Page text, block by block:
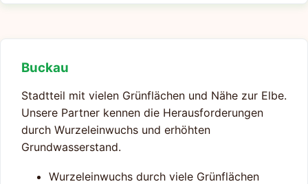
Buckau
Stadtteil mit vielen Grünflächen und Nähe zur Elbe.
Unsere Partner kennen die Herausforderungen
durch Wurzeleinwuchs und erhöhten
Grundwasserstand.
Wurzeleinwuchs durch viele Grünflächen